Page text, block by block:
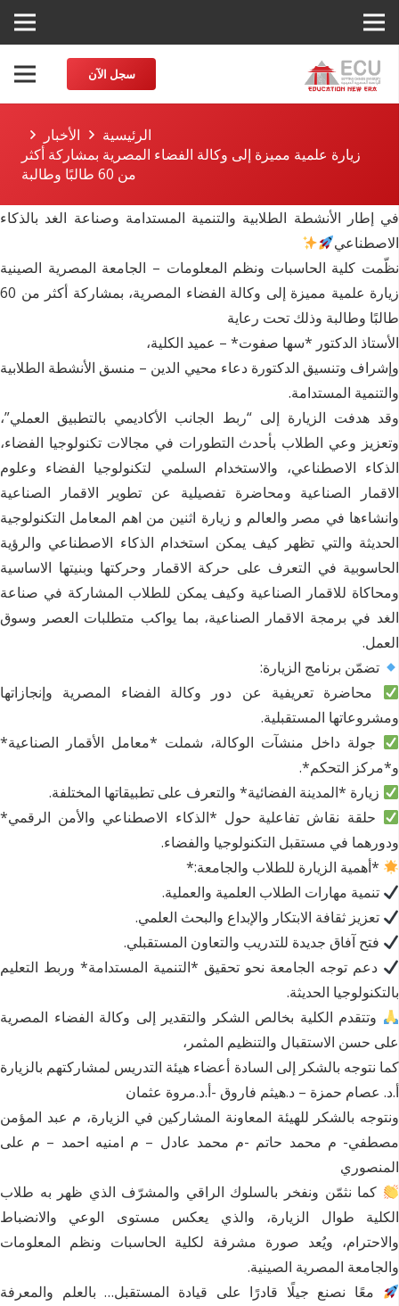
سجل الآن
الرئيسية
الأخبار
زيارة علمية مميزة إلى وكالة الفضاء المصرية بمشاركة أكثر
من 60 طالبًا وطالبة
في إطار الأنشطة الطلابية والتنمية المستدامة وصناعة الغد بالذكاء
الاصطناعي
نظّمت كلية الحاسبات ونظم المعلومات – الجامعة المصرية الصينية
زيارة علمية مميزة إلى وكالة الفضاء المصرية، بمشاركة أكثر من 60
طالبًا وطالبة وذلك تحت رعاية
الأستاذ الدكتور *سها صفوت* – عميد الكلية،
وإشراف وتنسيق الدكتورة دعاء محيي الدين – منسق الأنشطة الطلابية
والتنمية المستدامة.
وقد هدفت الزيارة إلى “ربط الجانب الأكاديمي بالتطبيق العملي”،
وتعزيز وعي الطلاب بأحدث التطورات في مجالات تكنولوجيا الفضاء،
الذكاء الاصطناعي، والاستخدام السلمي لتكنولوجيا الفضاء وعلوم
الاقمار الصناعية ومحاضرة تفصيلية عن تطوير الاقمار الصناعية
وانشاءها في مصر والعالم و زيارة اثنين من اهم المعامل التكنولوجية
الحديثة والتي تظهر كيف يمكن استخدام الذكاء الاصطناعي والرؤية
الحاسوبية في التعرف على حركة الاقمار وحركتها وبنيتها الاساسية
ومحاكاة للاقمار الصناعية وكيف يمكن للطلاب المشاركة في صناعة
الغد في برمجة الاقمار الصناعية، بما يواكب متطلبات العصر وسوق
العمل.
تضمّن برنامج الزيارة:
محاضرة تعريفية عن دور وكالة الفضاء المصرية وإنجازاتها
ومشروعاتها المستقبلية.
جولة داخل منشآت الوكالة، شملت *معامل الأقمار الصناعية*
و*مركز التحكم*.
زيارة *المدينة الفضائية* والتعرف على تطبيقاتها المختلفة.
حلقة نقاش تفاعلية حول *الذكاء الاصطناعي والأمن الرقمي*
ودورهما في مستقبل التكنولوجيا والفضاء.
*أهمية الزيارة للطلاب والجامعة:*
تنمية مهارات الطلاب العلمية والعملية.
تعزيز ثقافة الابتكار والإبداع والبحث العلمي.
فتح آفاق جديدة للتدريب والتعاون المستقبلي.
دعم توجه الجامعة نحو تحقيق *التنمية المستدامة* وربط التعليم
بالتكنولوجيا الحديثة.
وتتقدم الكلية بخالص الشكر والتقدير إلى وكالة الفضاء المصرية
على حسن الاستقبال والتنظيم المثمر،
كما نتوجه بالشكر إلى السادة أعضاء هيئة التدريس لمشاركتهم بالزيارة
أ.د. عصام حمزة – د.هيثم فاروق -أ.د.مروة عثمان
ونتوجه بالشكر للهيئة المعاونة المشاركين في الزيارة، م عبد المؤمن
مصطفي- م محمد حاتم -م محمد عادل – م امنيه احمد – م على
المنصوري
كما نثمّن ونفخر بالسلوك الراقي والمشرّف الذي ظهر به طلاب
الكلية طوال الزيارة، والذي يعكس مستوى الوعي والانضباط
والاحترام، ويُعد صورة مشرفة لكلية الحاسبات ونظم المعلومات
والجامعة المصرية الصينية.
معًا نصنع جيلًا قادرًا على قيادة المستقبل… بالعلم والمعرفة